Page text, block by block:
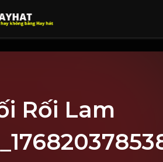
Rối Lam